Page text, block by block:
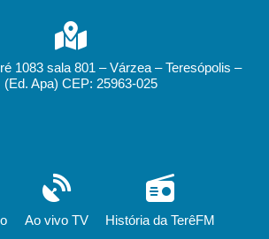
1083 sala 801 – Várzea – Teresópolis –
(Ed. Apa) CEP: 25963-025
Ao vivo TV História da TerêFM